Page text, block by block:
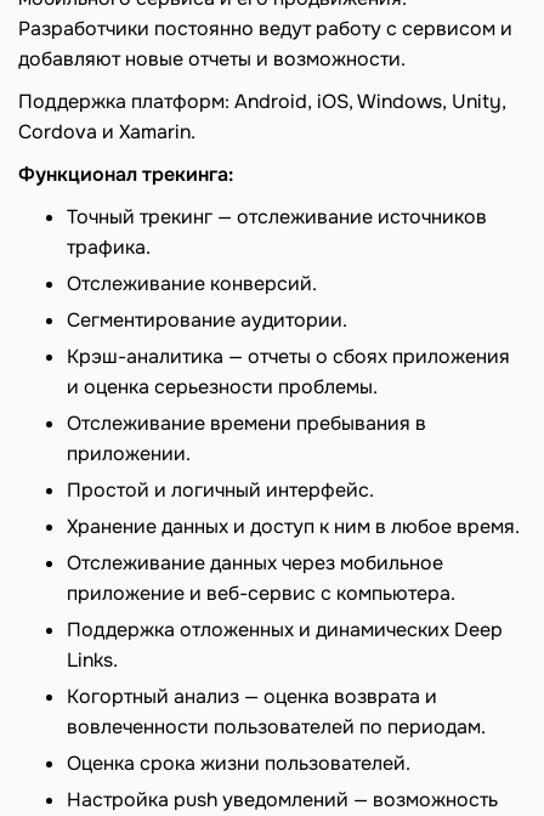
Разработчики постоянно ведут работу с сервисом и
добавляют новые отчеты и возможности.
Поддержка платформ: Android, iOS, Windows, Unity,
Cordova и Xamarin.
Функционал трекинга:
Точный трекинг — отслеживание источников
трафика.
Отслеживание конверсий.
Сегментирование аудитории.
Крэш-аналитика — отчеты о сбоях приложения
и оценка серьезности проблемы.
Отслеживание времени пребывания в
приложении.
Простой и логичный интерфейс.
Хранение данных и доступ к ним в любое время.
Отслеживание данных через мобильное
приложение и веб-сервис с компьютера.
Поддержка отложенных и динамических Deep
Links.
Когортный анализ — оценка возврата и
вовлеченности пользователей по периодам.
Оценка срока жизни пользователей.
Настройка push уведомлений — возможность